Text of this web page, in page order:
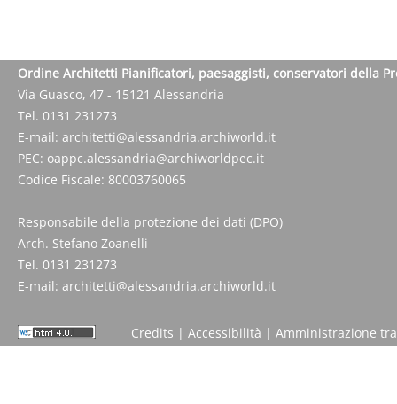
Ordine Architetti Pianificatori, paesaggisti, conservatori della
Via Guasco, 47 - 15121 Alessandria
Tel. 0131 231273
E-mail: architetti@alessandria.archiworld.it
PEC: oappc.alessandria@archiworldpec.it
Codice Fiscale: 80003760065
Responsabile della protezione dei dati (DPO)
Arch. Stefano Zoanelli
Tel. 0131 231273
E-mail: architetti@alessandria.archiworld.it
Credits | Accessibilità | Amministrazione